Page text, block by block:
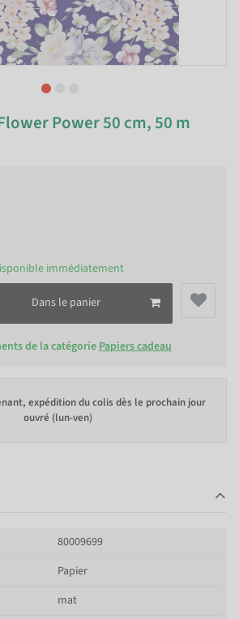
Power 50 cm, 50 m
immédiatement
Dans le panier
de la catégorie Papiers cadeau
expédition du colis dès le prochain jour
ouvré (lun-ven)
80009699
Papier
mat